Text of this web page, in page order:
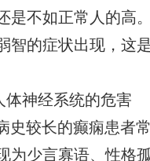
是不如正常人的高
智的症状出现，这
体神经系统的危害
史较长的癫痫患者
为少言寡语、性格